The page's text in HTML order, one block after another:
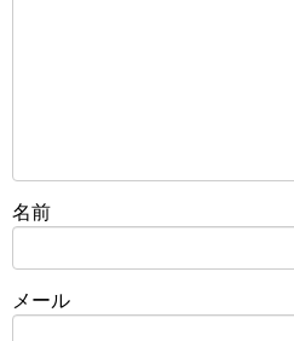
名前
メール